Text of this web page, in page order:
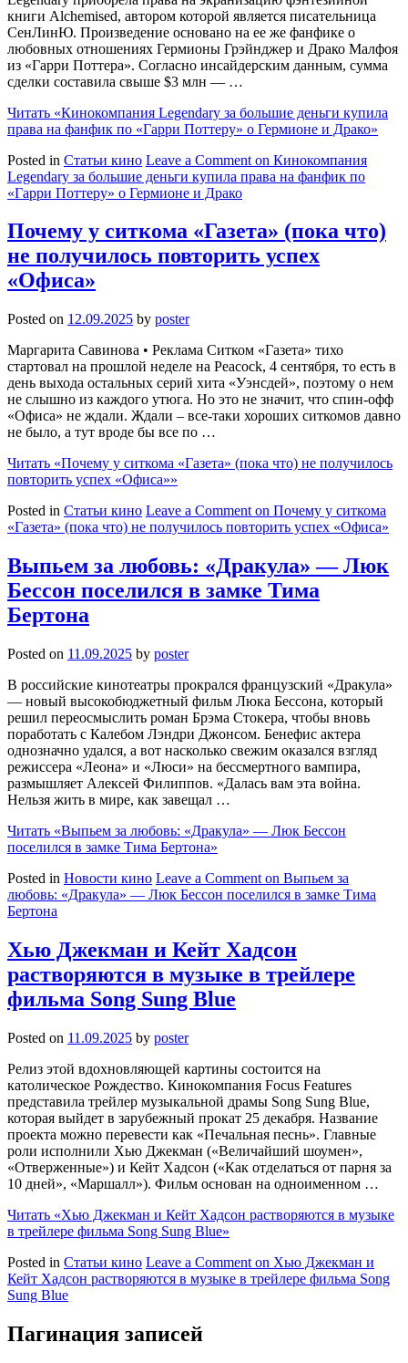
книги Alchemised, автором которой является писательница
СенЛинЮ. Произведение основано на ее же фанфике о
любовных отношениях Гермионы Грэйнджер и Драко Малфоя
из «Гарри Поттера». Согласно инсайдерским данным, сумма
сделки составила свыше $3 млн — …
Читать «Кинокомпания Legendary за большие деньги купила
права на фанфик по «Гарри Поттеру» о Гермионе и Драко»
Posted in Статьи кино Leave a Comment on Кинокомпания
Legendary за большие деньги купила права на фанфик по
«Гарри Поттеру» о Гермионе и Драко
Почему у ситкома «Газета» (пока что)
не получилось повторить успех
«Офиса»
Posted on 12.09.2025 by poster
Маргарита Савинова • Реклама Ситком «Газета» тихо
стартовал на прошлой неделе на Peacock, 4 сентября, то есть в
день выхода остальных серий хита «Уэнсдей», поэтому о нем
не слышно из каждого утюга. Но это не значит, что спин-офф
«Офиса» не ждали. Ждали – все-таки хороших ситкомов давно
не было, а тут вроде бы все по …
Читать «Почему у ситкома «Газета» (пока что) не получилось
повторить успех «Офиса»»
Posted in Статьи кино Leave a Comment on Почему у ситкома
«Газета» (пока что) не получилось повторить успех «Офиса»
Выпьем за любовь: «Дракула» — Люк
Бессон поселился в замке Тима
Бертона
Posted on 11.09.2025 by poster
В российские кинотеатры прокрался французский «Дракула»
— новый высокобюджетный фильм Люка Бессона, который
решил переосмыслить роман Брэма Стокера, чтобы вновь
поработать с Калебом Лэндри Джонсом. Бенефис актера
однозначно удался, а вот насколько свежим оказался взгляд
режиссера «Леона» и «Люси» на бессмертного вампира,
размышляет Алексей Филиппов. «Далась вам эта война.
Нельзя жить в мире, как завещал …
Читать «Выпьем за любовь: «Дракула» — Люк Бессон
поселился в замке Тима Бертона»
Posted in Новости кино Leave a Comment on Выпьем за
любовь: «Дракула» — Люк Бессон поселился в замке Тима
Бертона
Хью Джекман и Кейт Хадсон
растворяются в музыке в трейлере
фильма Song Sung Blue
Posted on 11.09.2025 by poster
Релиз этой вдохновляющей картины состоится на
католическое Рождество. Кинокомпания Focus Features
представила трейлер музыкальной драмы Song Sung Blue,
которая выйдет в зарубежный прокат 25 декабря. Название
проекта можно перевести как «Печальная песнь». Главные
роли исполнили Хью Джекман («Величайший шоумен»,
«Отверженные») и Кейт Хадсон («Как отделаться от парня за
10 дней», «Маршалл»). Фильм основан на одноименном …
Читать «Хью Джекман и Кейт Хадсон растворяются в музыке
в трейлере фильма Song Sung Blue»
Posted in Статьи кино Leave a Comment on Хью Джекман и
Кейт Хадсон растворяются в музыке в трейлере фильма Song
Sung Blue
Пагинация записей